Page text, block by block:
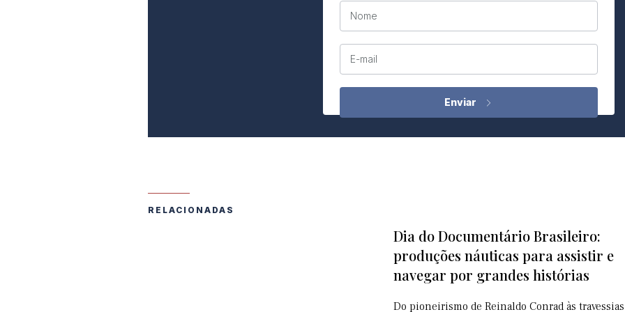
Nome
E-mail
RELACIONADAS
Dia do Documentário Brasileiro:
produções náuticas para assistir e
navegar por grandes histórias
Do pioneirismo de Reinaldo Conrad às